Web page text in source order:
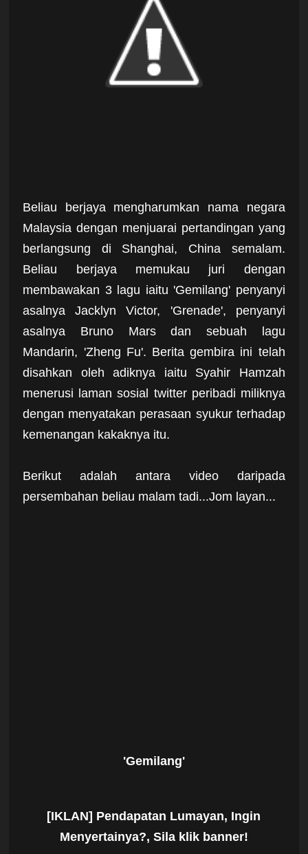
Beliau berjaya mengharumkan nama negara
Malaysia dengan menjuarai pertandingan yang
berlangsung di Shanghai, China semalam.
Beliau berjaya memukau juri dengan
membawakan 3 lagu iaitu 'Gemilang' penyanyi
asalnya Jacklyn Victor, 'Grenade', penyanyi
asalnya Bruno Mars dan sebuah lagu
Mandarin, 'Zheng Fu'. Berita gembira ini telah
disahkan oleh adiknya iaitu Syahir Hamzah
menerusi laman sosial twitter peribadi miliknya
dengan menyatakan perasaan syukur terhadap
kemenangan kakaknya itu.
Berikut adalah antara video daripada
persembahan beliau malam tadi...Jom layan...
'Gemilang'
[IKLAN] Pendapatan Lumayan, Ingin
Menyertainya?, Sila klik banner!